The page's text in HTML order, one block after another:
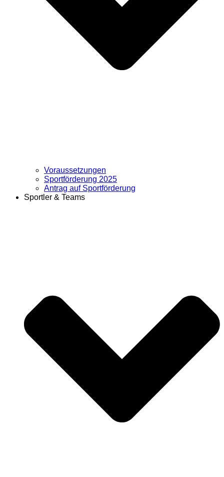
Voraussetzungen
Sportförderung 2025
Antrag auf Sportförderung
Sportler & Teams